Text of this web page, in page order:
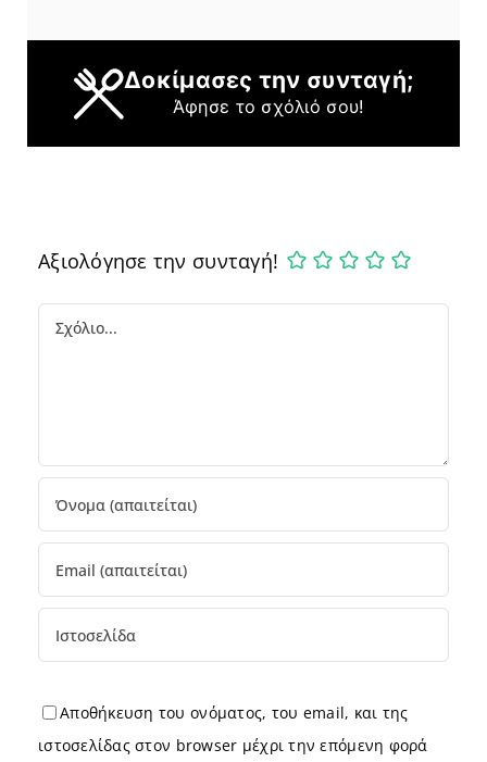
Δοκίμασες την συνταγή;
Άφησε το σχόλιό σου!
Αξιολόγησε την συνταγή!
Comment
Αποθήκευση του ονόματος, του email, και της
ιστοσελίδας στον browser μέχρι την επόμενη φορά